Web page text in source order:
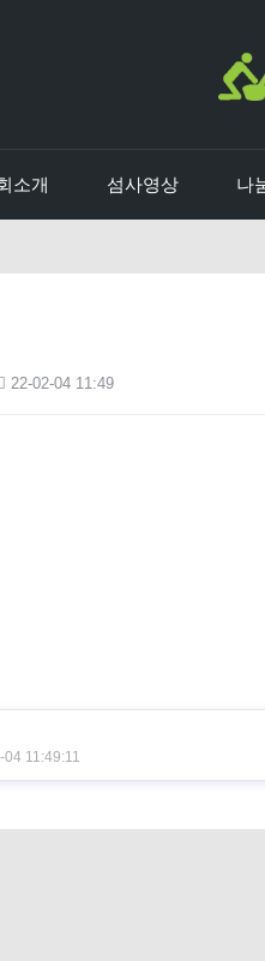
소개 섬사영상 나
22-02-04 11:49
04 11:49:11